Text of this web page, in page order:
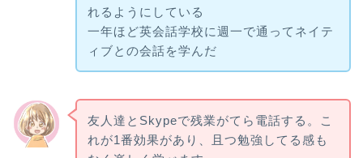
れるようにしている
一年ほど英会話学校に週一で通ってネイテ
ィブとの会話を学んだ
友人達とSkypeで残業がてら電話する。こ
れが1番効果があり、且つ勉強してる感も